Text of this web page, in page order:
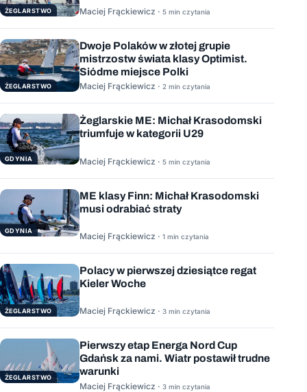
ŻEGLARSTWO Maciej Frąckiewicz · 5 min czytania
ŻEGLARSTWO
Dwoje Polaków w złotej grupie
mistrzostw świata klasy Optimist.
Siódme miejsce Polki
Maciej Frąckiewicz · 2 min czytania
GDYNIA
Żeglarskie ME: Michał Krasodomski
triumfuje w kategorii U29
Maciej Frąckiewicz · 5 min czytania
GDYNIA
ME klasy Finn: Michał Krasodomski
musi odrabiać straty
Maciej Frąckiewicz · 1 min czytania
ŻEGLARSTWO
Polacy w pierwszej dziesiątce regat
Kieler Woche
Maciej Frąckiewicz · 3 min czytania
ŻEGLARSTWO
Pierwszy etap Energa Nord Cup
Gdańsk za nami. Wiatr postawił trudne
warunki
Maciej Frąckiewicz · 3 min czytania